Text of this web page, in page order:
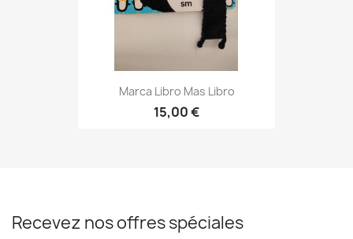
Marca Libro Mas Libro
15,00 €
Recevez nos offres spéciales